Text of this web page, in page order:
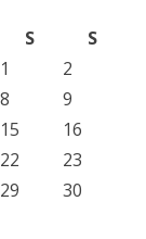
S
S
1
2
8
9
15
16
22
23
29
30